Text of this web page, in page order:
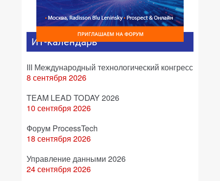
ИТ-календарь
III Международный технологический конгресс
8 сентября 2026
TEAM LEAD TODAY 2026
10 сентября 2026
Форум ProcessTech
18 сентября 2026
Управление данными 2026
24 сентября 2026